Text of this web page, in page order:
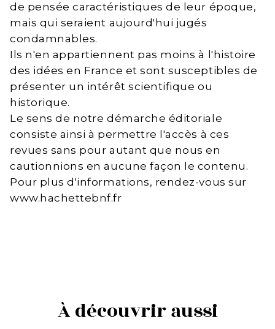
de pensée caractéristiques de leur époque,
mais qui seraient aujourd'hui jugés
condamnables.
Ils n'en appartiennent pas moins à l'histoire
des idées en France et sont susceptibles de
présenter un intérêt scientifique ou
historique.
Le sens de notre démarche éditoriale
consiste ainsi à permettre l'accès à ces
revues sans pour autant que nous en
cautionnions en aucune façon le contenu.
Pour plus d'informations, rendez-vous sur
www.hachettebnf.fr
À découvrir aussi